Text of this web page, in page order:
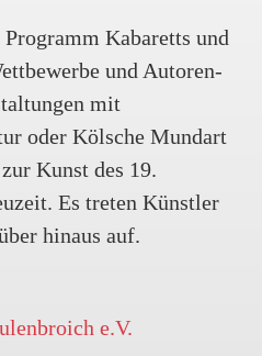
wollen, so finden
eines jeden
Abmelde-Link, mit
Adresse jederzeit
Empfänger-
können. Sobald
vornehmen, wird
vollständig und
und Sie erhalten
Kabaretts und
und Autoren-
mit
oder Kölsche Mundart
Kunst des 19.
Es treten Künstler
hinaus auf.
e.V.